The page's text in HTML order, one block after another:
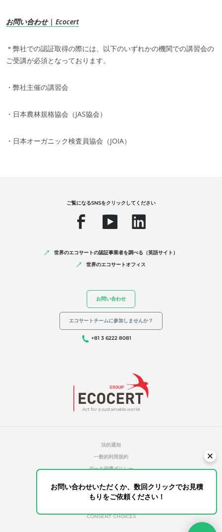
生物多様性と気候変動（日本未導入）
お問い合わせ | Ecocert
＊弊社での認証取得の際には、以下のいずれかの機関での講習会の
ご受講が必須となっております。
・弊社主催の講習会
・日本農林規格協会（JAS協会）
・日本オーガニック検査員協会（JOIA）
Act for a sustainable world
ご覧になるSNSをクリックしてください
世界のエコサートの認証事業者を調べる（英語サイト）
世界のエコサートオフィス
お問い合わせ
エコサートチームに参加しませんか？
+81 3 6222 8081
法的通知
一般的利用規約
データ保護ポリシー
無許可のレファレンス
CONSENT CHOICES
お問い合わせいただくか、数回クリックでお見積
もりをご依頼ください！